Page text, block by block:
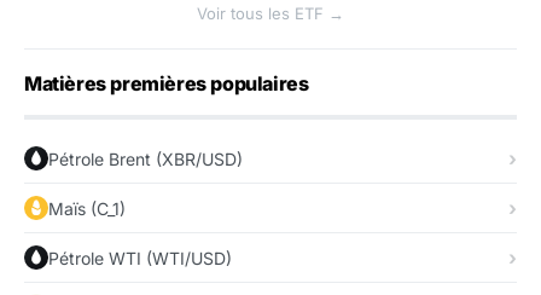
Voir tous les ETF →
Matières premières populaires
Pétrole Brent (XBR/USD)
Maïs (C_1)
Pétrole WTI (WTI/USD)